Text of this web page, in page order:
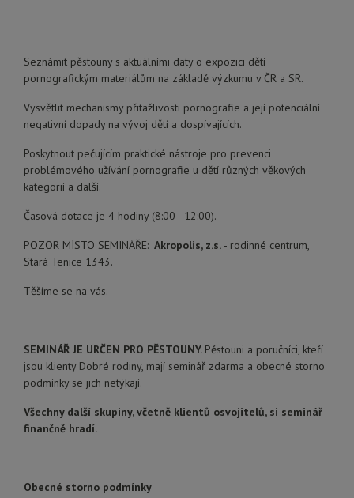
Seznámit pěstouny s aktuálními daty o expozici dětí
pornografickým materiálům na základě výzkumu v ČR a SR.
Vysvětlit mechanismy přitažlivosti pornografie a její potenciální
negativní dopady na vývoj dětí a dospívajících.
Poskytnout pečujícím praktické nástroje pro prevenci
problémového užívání pornografie u dětí různých věkových
kategorií a další.
Časová dotace je 4 hodiny (8:00 - 12:00).
POZOR MÍSTO SEMINÁŘE: Akropolis, z.s. - rodinné centrum,
Stará Tenice 1343.
Těšíme se na vás.
SEMINÁŘ JE URČEN PRO PĚSTOUNY. Pěstouni a poručníci, kteří
jsou klienty Dobré rodiny, mají seminář zdarma a obecné storno
podmínky se jich netýkají.
Všechny další skupiny, včetně klientů osvojitelů, si seminář
finančně hradí.
Obecné storno podmínky